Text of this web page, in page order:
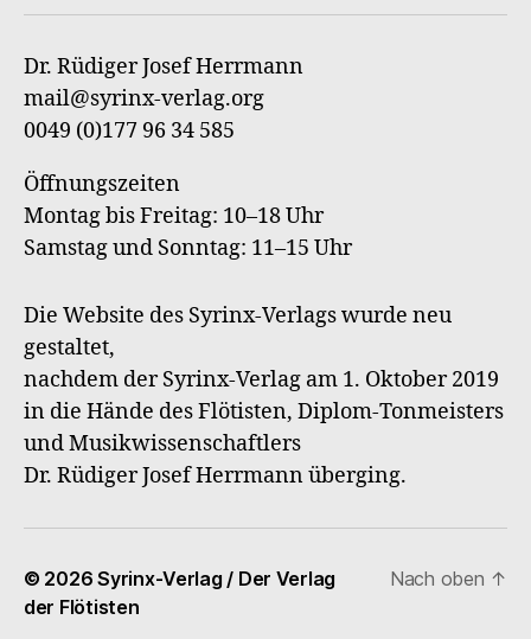
an
Dr. Rüdiger Josef Herrmann
mail@syrinx-verlag.org
0049 (0)177 96 34 585
Öffnungszeiten
Montag bis Freitag: 10–18 Uhr
Samstag und Sonntag: 11–15 Uhr
Die Website des Syrinx-Verlags wurde neu
gestaltet,
nachdem der Syrinx-Verlag am 1. Oktober 2019
in die Hände des Flötisten, Diplom-Tonmeisters
und Musikwissenschaftlers
Dr. Rüdiger Josef Herrmann überging.
© 2026Syrinx-Verlag / Der Verlag
der Flötisten
Nach oben ↑